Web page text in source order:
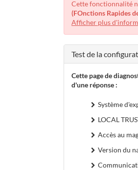
Cette fonctionnalité
(FOnctions Rapides
Afficher plus
Test de la
Cette page de
d'une réponse :
Système
LOCAL
Accès au
Version du